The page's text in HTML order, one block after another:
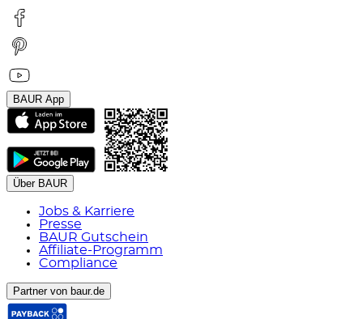
BAUR App
Über BAUR
Jobs & Karriere
Presse
BAUR Gutschein
Affiliate-Programm
Compliance
Partner von baur.de